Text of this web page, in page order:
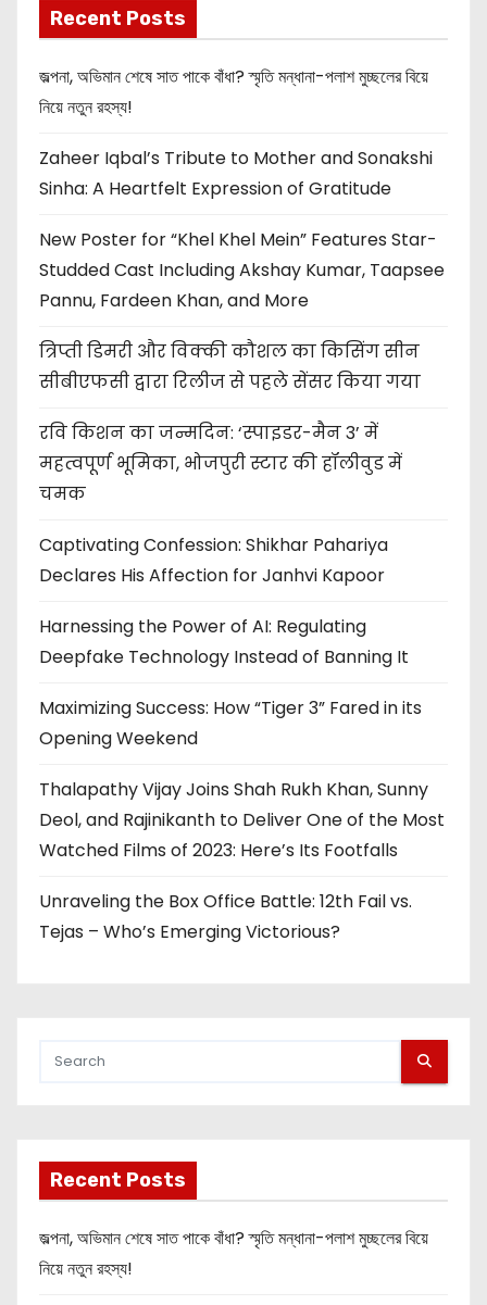
Recent Posts
জল্পনা, অভিমান শেষে সাত পাকে বাঁধা? স্মৃতি মন্ধানা-পলাশ মুচ্ছলের বিয়ে
নিয়ে নতুন রহস্য!
Zaheer Iqbal’s Tribute to Mother and Sonakshi
Sinha: A Heartfelt Expression of Gratitude
New Poster for “Khel Khel Mein” Features Star-
Studded Cast Including Akshay Kumar, Taapsee
Pannu, Fardeen Khan, and More
त्रिप्ती डिमरी और विक्की कौशल का किसिंग सीन
सीबीएफसी द्वारा रिलीज से पहले सेंसर किया गया
रवि किशन का जन्मदिन: ‘स्पाइडर-मैन 3’ में
महत्वपूर्ण भूमिका, भोजपुरी स्टार की हॉलीवुड में
चमक
Captivating Confession: Shikhar Pahariya
Declares His Affection for Janhvi Kapoor
Harnessing the Power of AI: Regulating
Deepfake Technology Instead of Banning It
Maximizing Success: How “Tiger 3” Fared in its
Opening Weekend
Thalapathy Vijay Joins Shah Rukh Khan, Sunny
Deol, and Rajinikanth to Deliver One of the Most
Watched Films of 2023: Here’s Its Footfalls
Unraveling the Box Office Battle: 12th Fail vs.
Tejas – Who’s Emerging Victorious?
Recent Posts
জল্পনা, অভিমান শেষে সাত পাকে বাঁধা? স্মৃতি মন্ধানা-পলাশ মুচ্ছলের বিয়ে
নিয়ে নতুন রহস্য!